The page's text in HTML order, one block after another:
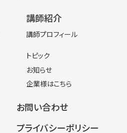
講師紹介
講師プロフィール
トピック
お知らせ
企業様はこちら
お問い合わせ
プライバシーポリシー